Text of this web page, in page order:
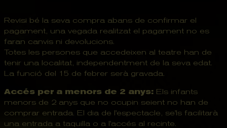
Revisi bé la seva compra abans de confirmar el
pagament, una vegada realitzat el pagament no es
faran canvis ni devolucions.
Totes les persones que accedeixen al teatre han de
tenir una localitat, independentment de la seva edat.
La funció del 15 de febrer serà gravada.
Accés per a menors de 2 anys: Els infants
menors de 2 anys que no ocupin seient no han de
comprar entrada. El dia de l'espectacle, se'ls facilitarà
una entrada a taquilla o a l'accés al recinte.